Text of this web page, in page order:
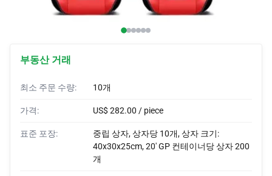
자동차 랩
부동산 거래
최소 주문 수량: 10개
가격: US$ 282.00 / piece
표준 포장:
중립 상자, 상자당 10개, 상자 크기:
40x30x25cm, 20' GP 컨테이너당 상자 200
개